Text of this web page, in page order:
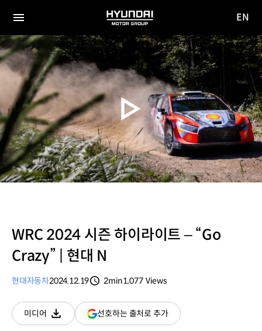
전체
메뉴
HYUNDAI
MOTOR
GROUP
사이
이동
EN
WRC 2024 시즌 하이라이트 – “Go
Crazy” | 현대 N
현대자동차2024.12.19
2min1,077 Views
미디어
다운로드
선호하는 출처로 추가(새
창